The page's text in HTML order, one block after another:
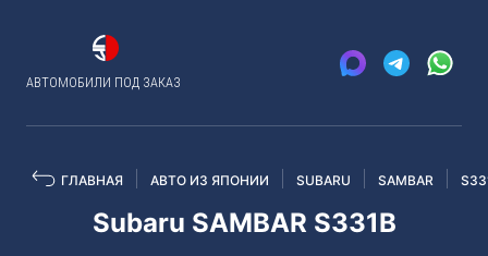
АВТОМОБИЛИ ПОД ЗАКАЗ
ГЛАВНАЯ АВТО ИЗ ЯПОНИИ SUBARU SAMBAR
Subaru SAMBAR S331B